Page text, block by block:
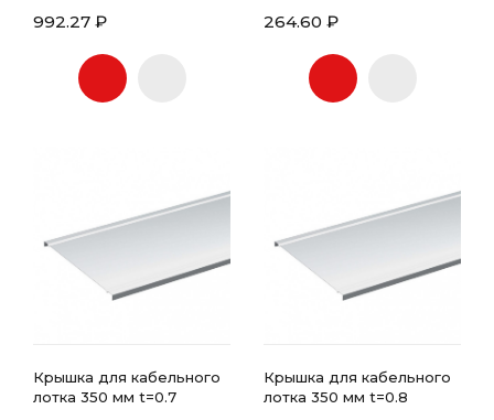
992.27 ₽ 264.60 ₽
Крышка для кабельного
лотка 350 мм t=0.7
Крышка для кабельного
лотка 350 мм t=0.8